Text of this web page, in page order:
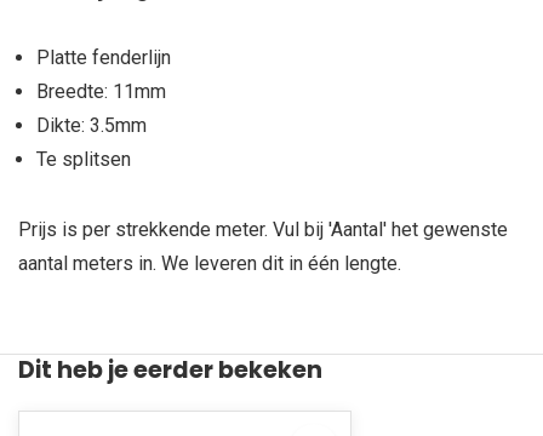
Platte fenderlijn
Breedte: 11mm
Dikte: 3.5mm
Te splitsen
Prijs is per strekkende meter. Vul bij 'Aantal' het gewenste
aantal meters in. We leveren dit in één lengte.
Dit heb je eerder bekeken